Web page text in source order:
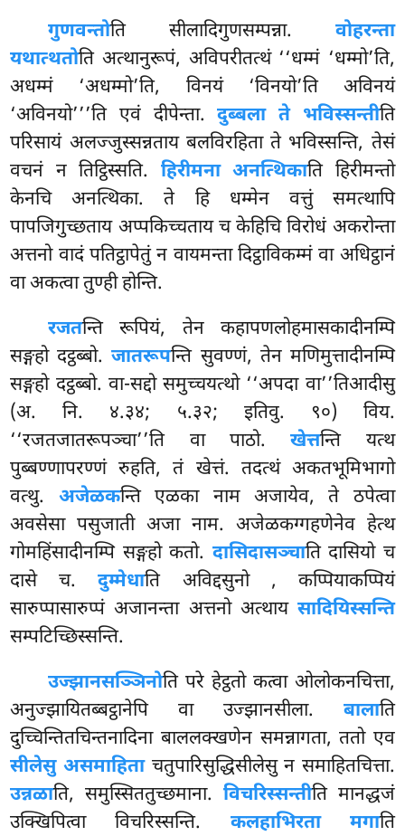
गुणवन्तोति सीलादिगुणसम्पन्ना. वोहरन्ता
यथात्थतोति अत्थानुरूपं, अविपरीतत्थं ‘‘धम्मं ‘धम्मो’ति,
अधम्मं ‘अधम्मो’ति, विनयं ‘विनयो’ति अविनयं
‘अविनयो’’’ति एवं दीपेन्ता.दुब्बला ते भविस्सन्तीति
परिसायं अलज्जुस्सन्नताय बलविरहिता ते भविस्सन्ति, तेसं
वचनं न तिट्ठिस्सति. हिरीमना अनत्थिकाति हिरीमन्तो
केनचि अनत्थिका. ते हि धम्मेन वत्तुं समत्थापि
पापजिगुच्छताय अप्पकिच्चताय च केहिचि विरोधं अकरोन्ता
अत्तनो वादं पतिट्ठापेतुं न वायमन्ता दिट्ठाविकम्मं वा अधिट्ठानं
वा अकत्वा तुण्ही होन्ति.
रजतन्ति रूपियं, तेन कहापणलोहमासकादीनम्पि
सङ्गहो दट्ठब्बो.जातरूपन्ति सुवण्णं, तेन मणिमुत्तादीनम्पि
सङ्गहो दट्ठब्बो. वा-सद्दो समुच्चयत्थो ‘‘अपदा वा’’तिआदीसु
(अ. नि. ४.३४; ५.३२; इतिवु. ९०) विय.
‘‘रजतजातरूपञ्चा’’ति वा पाठो.खेत्तन्ति यत्थ
पुब्बण्णापरण्णं रुहति, तं खेत्तं. तदत्थं अकतभूमिभागो
वत्थु. अजेळकन्ति एळका नाम अजायेव, ते ठपेत्वा
अवसेसा पसुजाती अजा नाम. अजेळकग्गहणेनेव हेत्थ
गोमहिंसादीनम्पि सङ्गहो कतो. दासिदासञ्चाति दासियो च
दासेच.दुम्मेधाति अविद्दसुनो , कप्पियाकप्पियं
सारुप्पासारुप्पं अजानन्ता अत्तनो अत्थाय सादियिस्सन्ति
सम्पटिच्छिस्सन्ति.
उज्झानसञ्ञिनोति परे हेट्ठतो कत्वा ओलोकनचित्ता,
अनुज्झायितब्बट्ठानेपि वा उज्झानसीला. बालाति
दुच्चिन्तितचिन्तनादिना बाललक्खणेन समन्नागता, ततो एव
सीलेसु असमाहिताचतुपारिसुद्धिसीलेसु न समाहितचित्ता.
उन्नळाति, समुस्सिततुच्छमाना. विचरिस्सन्तीति मानद्धजं
उक्खिपित्वा विचरिस्सन्ति. कलहाभिरता मगाति